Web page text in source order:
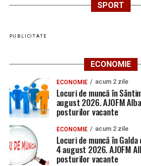
SPORT
PUBLICITATE
ECONOMIE
ECONOMIE acum 2 zile
Locuri de muncă în
august 2026. AJOFM
posturilor vacante
ECONOMIE acum 2 zile
Locuri de muncă în
4 august 2026. AJOFM
posturilor vacante